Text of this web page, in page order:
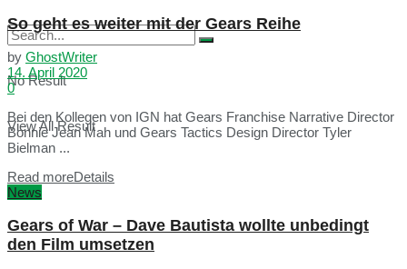
No Result
View All Result
So geht es weiter mit der Gears Reihe
by GhostWriter
14. April 2020
0
Bei den Kollegen von IGN hat Gears Franchise Narrative Director
Bonnie Jean Mah und Gears Tactics Design Director Tyler
Bielman ...
Read moreDetails
News
Gears of War – Dave Bautista wollte unbedingt
den Film umsetzen